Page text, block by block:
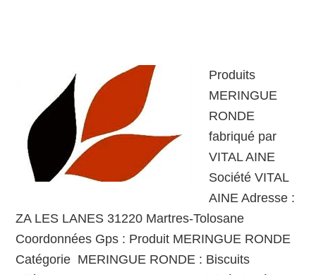
Produits
MERINGUE
RONDE
fabriqué par
VITAL AINE
Société VITAL
AINE Adresse :
ZA LES LANES 31220 Martres-Tolosane
Coordonnées Gps : Produit MERINGUE RONDE
Catégorie MERINGUE RONDE : Biscuits